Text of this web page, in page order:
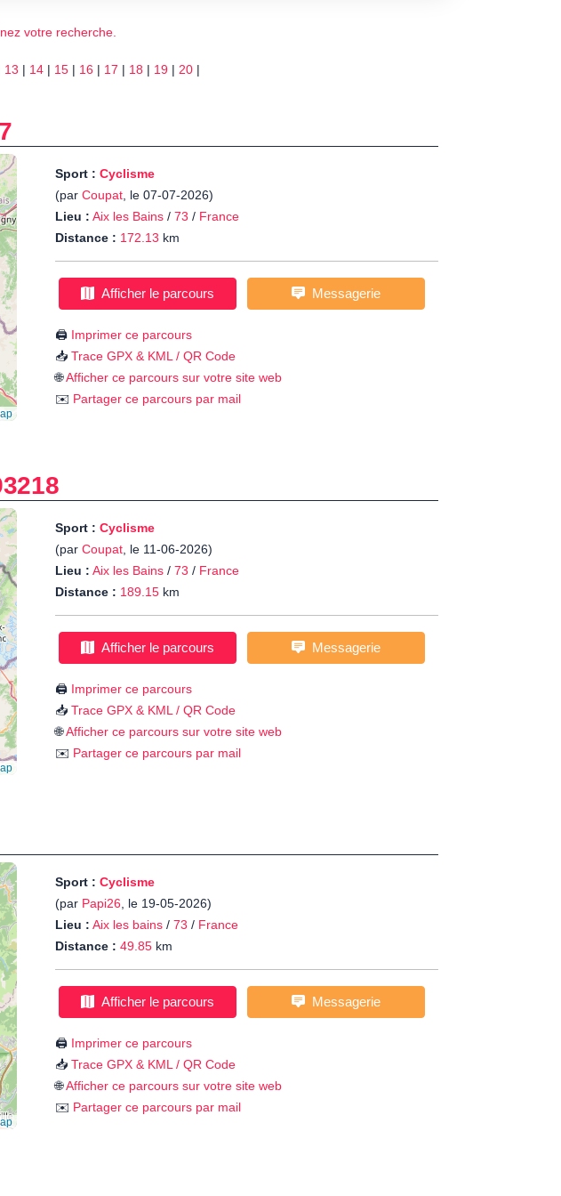
votre recherche.
13 | 14 | 15 | 16 | 17 | 18 | 19 | 20 |
Sport : Cyclisme
(par Coupat, le 07-07-2026)
Lieu : Aix les Bains / 73 / France
Distance : 172.13 km
Afficher le parcours Messagerie
🖨️ Imprimer ce parcours
📥 Trace GPX & KML / QR Code
🌐Afficher ce parcours sur votre site web
✉️ Partager ce parcours par mail
Sport : Cyclisme
(par Coupat, le 11-06-2026)
Lieu : Aix les Bains / 73 / France
Distance : 189.15 km
Afficher le parcours Messagerie
🖨️ Imprimer ce parcours
📥 Trace GPX & KML / QR Code
🌐Afficher ce parcours sur votre site web
✉️ Partager ce parcours par mail
Sport : Cyclisme
(par Papi26, le 19-05-2026)
Lieu : Aix les bains / 73 / France
Distance : 49.85 km
Afficher le parcours Messagerie
🖨️ Imprimer ce parcours
📥 Trace GPX & KML / QR Code
🌐Afficher ce parcours sur votre site web
✉️ Partager ce parcours par mail